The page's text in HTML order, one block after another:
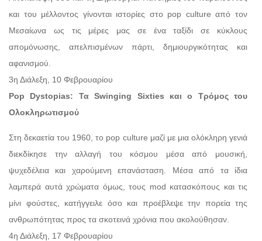
και του μέλλοντος γίνονται ιστορίες στο pop culture από τον
Μεσαίωνα ως τις μέρες μας σε ένα ταξίδι σε κύκλους
απομόνωσης, απελπισμένων πάρτι, δημιουργικότητας και
αφανισμού.
3η Διάλεξη, 10 Φεβρουαρίου
Pop Dystopias: Τα Swinging Sixties και ο Τρόμος του
Ολοκληρωτισμού
Στη δεκαετία του 1960, το pop culture μαζί με μια ολόκληρη γενιά
διεκδίκησε την αλλαγή του κόσμου μέσα από μουσική,
ψυχεδέλεια και χαρούμενη επανάσταση. Μέσα από τα ίδια
λαμπερά αυτά χρώματα όμως, τους mod κατασκόπους και τις
μίνι φούστες, κατήγγειλε όσο και προέβλεψε την πορεία της
ανθρωπότητας προς τα σκοτεινά χρόνια που ακολούθησαν.
4η Διάλεξη, 17 Φεβρουαρίου